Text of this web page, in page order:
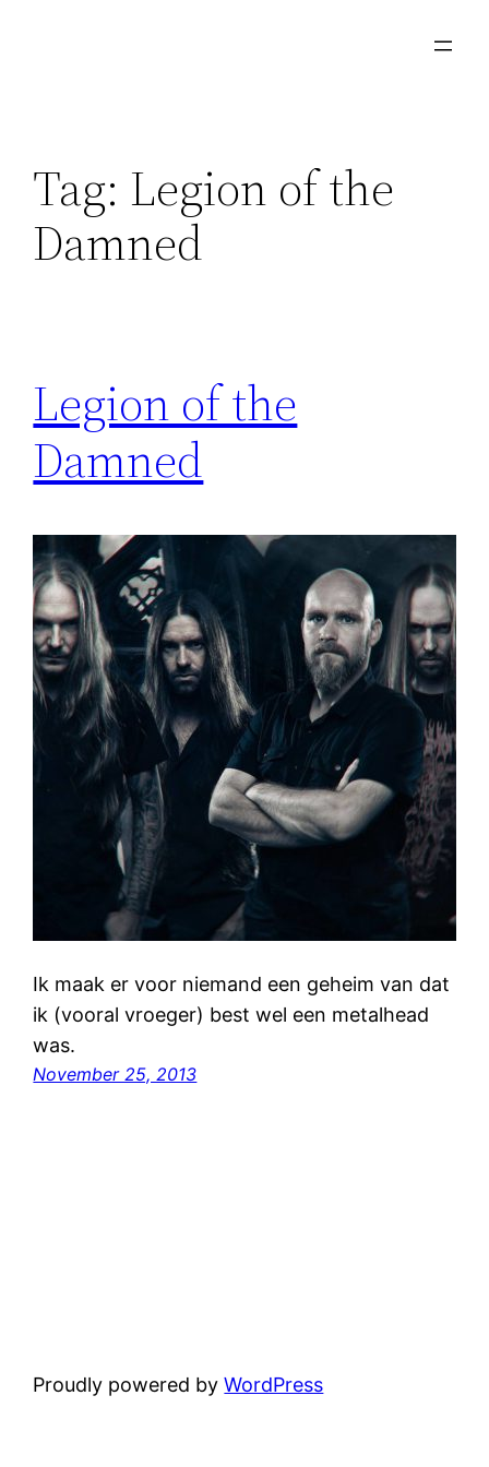
Tag: Legion of the
Damned
Legion of the
Damned
Ik maak er voor niemand een geheim van dat
ik (vooral vroeger) best wel een metalhead
was.
November 25, 2013
Proudly powered byWordPress